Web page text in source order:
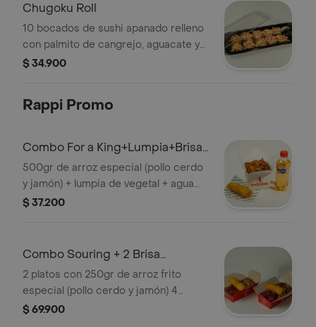
Chugoku Roll
10 bocados de sushi apanado relleno
con palmito de cangrejo, aguacate y
queo crema; bañado en salsa teriyaki
$ 34.900
Rappi Promo
Combo For a King+Lumpia+Brisa
mnza280ml
500gr de arroz especial (pollo cerdo
y jamón) + lumpia de vegetal + agua
saborizada manzana 280ml
$ 37.200
Combo Souring + 2 Brisa
Manzana 280ml
2 platos con 250gr de arroz frito
especial (pollo cerdo y jamón) 4
trozos de pollocerdo en salsa
$ 69.900